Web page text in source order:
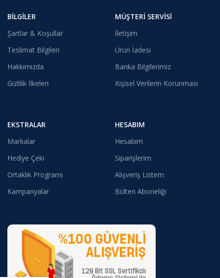
BILGILER
Şartlar & Koşullar
Teslimat Bilgileri
Hakkımızda
Gizlilik İlkeleri
MÜŞTERI SERVISI
İletişim
Ürün İadesi
Banka Bilgilerimiz
Kişisel Verilerin Korunması
EKSTRALAR
Markalar
Hediye Çeki
Ortaklık Programı
Kampanyalar
HESABIM
Hesabım
Siparişlerim
Alışveriş Listem
Bülten Aboneliği